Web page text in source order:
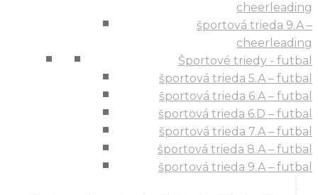
cheerleading
športová trieda 9.A –
cheerleading
Športové triedy - futbal
športová trieda 5.A – futbal
športová trieda 6.A – futbal
športová trieda 6.D – futbal
športová trieda 7.A – futbal
športová trieda 8.A – futbal
športová trieda 9.A – futbal